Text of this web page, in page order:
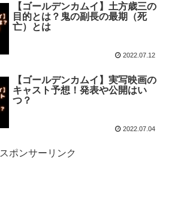
【ゴールデンカムイ】土方歳三の
目的とは？鬼の副長の最期（死
亡）とは
2022.07.12
【ゴールデンカムイ】実写映画の
キャスト予想！発表や公開はい
つ？
2022.07.04
スポンサーリンク